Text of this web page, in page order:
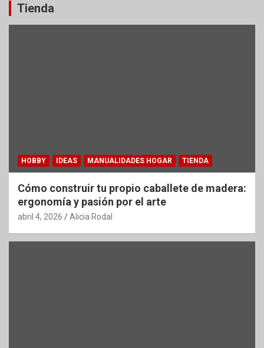
Tienda
HOBBY IDEAS MANUALIDADES HOGAR TIENDA
Cómo construir tu propio caballete de madera:
ergonomía y pasión por el arte
abril 4, 2026 Alicia Rodal